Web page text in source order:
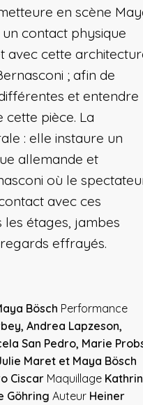
en scène
contact physique
avec cette
; afin de
et entendre
cette pièce. La
: elle instaure un
allemande et
où le
avec ces
les étages, jambes
effrayés.
Bösch Performance
Andrea Lapzeson,
San Pedro, Marie
Maret et Maya Bösch
Ciscar Maquillage Kathrin
Göhring Auteur Heiner